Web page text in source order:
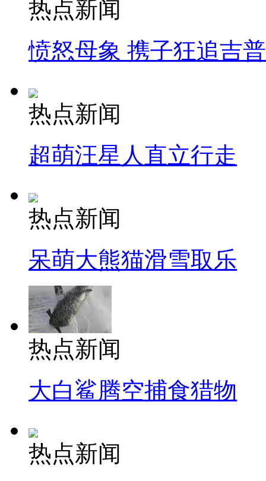
热点新闻
愤怒母象 携子狂追吉
热点新闻
超萌汪星人直立行走
热点新闻
呆萌大熊猫滑雪取乐
热点新闻
大白鲨腾空捕食猎物
热点新闻